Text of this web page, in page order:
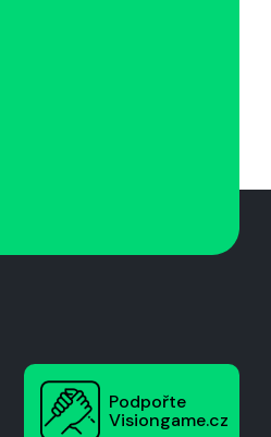
Podpořte
Visiongame.cz